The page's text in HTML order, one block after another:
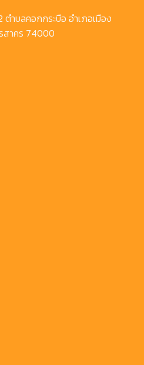
ตำบลคอกกระบือ อำเภอเมือง
สาคร 74000